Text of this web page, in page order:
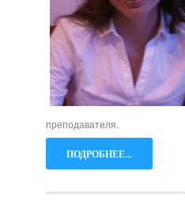
преподавателя.
ПОДРОБНЕЕ...